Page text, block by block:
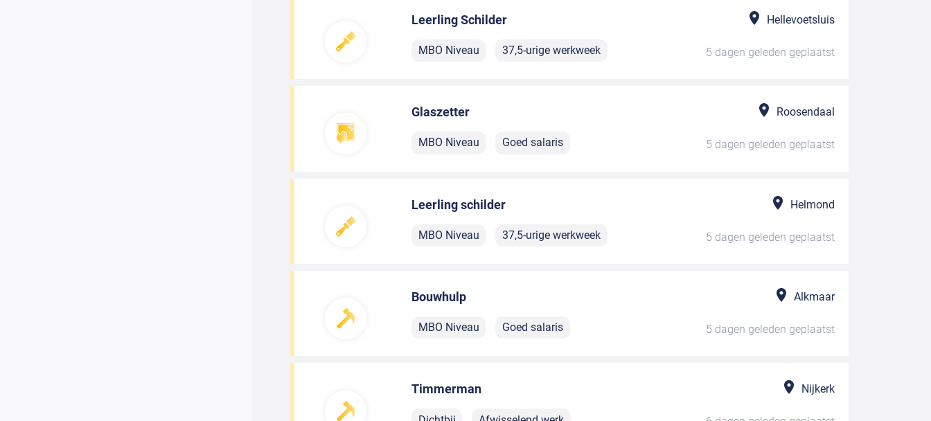
Leerling Schilder Hellevoetsluis
MBO Niveau 37,5-urige werkweek 5 dagen geleden geplaatst
Glaszetter Roosendaal
MBO Niveau Goed salaris 5 dagen geleden geplaatst
Leerling schilder Helmond
MBO Niveau 37,5-urige werkweek 5 dagen geleden geplaatst
Bouwhulp Alkmaar
MBO Niveau Goed salaris 5 dagen geleden geplaatst
Timmerman Nijkerk